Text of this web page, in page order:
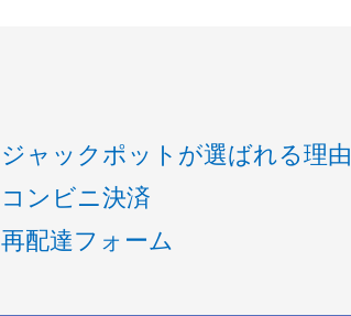
ジャックポットが選ばれる理由
コンビニ決済
再配達フォーム